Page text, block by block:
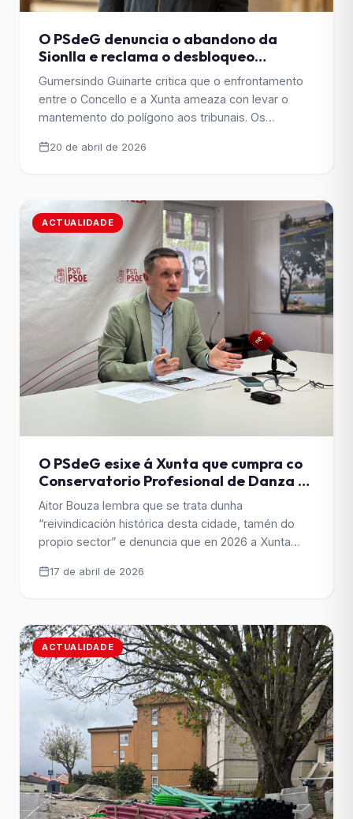
O PSdeG denuncia o abandono da
Sionlla e reclama o desbloqueo
inmediato da entidade de
conservación
Gumersindo Guinarte critica que o enfrontamento
entre o Concello e a Xunta ameaza con levar o
mantemento do polígono aos tribunais. Os
vontade real de acordo para frear a deterioración
súa preocupación ante a [&hellip;]
20 de abril de 2026
ACTUALIDADE
O PSdeG esixe á Xunta que cumpra co
Conservatorio Profesional de Danza e
denuncia a incoherencia do PP
Aitor Bouza lembra que se trata dunha
“reivindicación histórica desta cidade, tamén do
propio sector” e denuncia que en 2026 a Xunta
esta necesidade. Os socialistas levarán de novo
necesaria para [&hellip;]
17 de abril de 2026
ACTUALIDADE